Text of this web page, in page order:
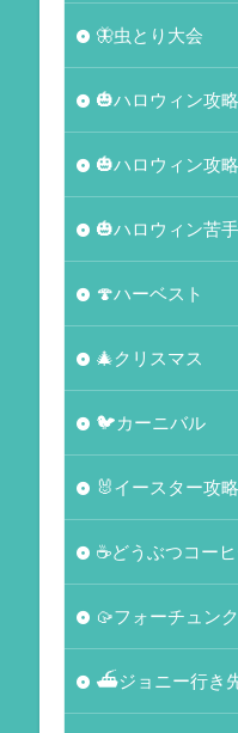
🦋虫とり大会
🎃ハロウィン攻
🎃ハロウィン攻
🎃ハロウィン苦
🍄ハーベスト
🎄クリスマス
🐦カーニバル
🐰イースター攻略
☕️どうぶつコー
🥠フォーチュン
⛴ジョニー行き